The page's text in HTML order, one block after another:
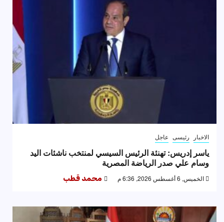
الاخبار رئيسى عاجل
ياسر إدريس: تهنئة الرئيس السيسي لمنتخب ناشئات اليد
وسام علي صدر الرياضة المصرية
الخميس, 6 أغسطس 2026, 6:36 م محمد قطب